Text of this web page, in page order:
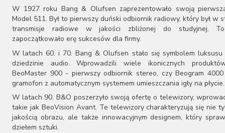
W 1927 roku Bang & Olufsen zaprezentowało swoją
Model 511. Był to pierwszy duński odbiornik radiowy, który był w
transmisje radiowe w jakości zbliżonej do studyjnej.
zapoczątkowało erę sukcesów dla firmy.
W latach 60. i 70. Bang & Olufsen stało się symbolem
dziedzinie audio. Wprowadzili wiele ikonicznych
BeoMaster 900 - pierwszy odbiornik stereo, czy Beogram
gramofon z automatycznym systemem umieszczania igły na płycie.
W latach 90. B&O poszerzyło swoją ofertę o telewizory,
takie jak BeoVision Avant. Te telewizory charakteryzują się nie
jakością obrazu, ale także innowacyjnym designem, który
dziełem sztuki.